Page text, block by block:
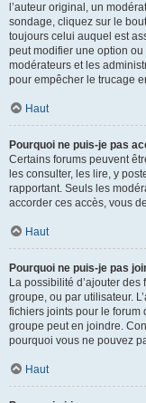
l’auteur original, un
sondage, cliquez sur le
toujours celui auquel est
peut modifier une option
modérateurs et les
pour empêcher le trucage
Haut
Pourquoi ne puis-je pas
Certains forums peuvent
les consulter, les lire, y
rapportant. Seuls les
accorder ces accès, vous
Haut
Pourquoi ne puis-je pas
La possibilité d’ajouter
groupe, ou par utilisateur.
fichiers joints pour le forum
groupe peut en joindre.
pourquoi vous ne pouvez
Haut